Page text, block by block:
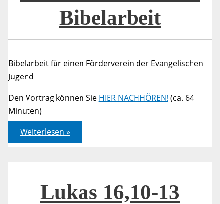
Bibelarbeit
Bibelarbeit für einen Förderverein der Evangelischen
Jugend
Den Vortrag können Sie HIER NACHHÖREN! (ca. 64
Minuten)
Gottes
Ökonomen
–
Weiterlesen »
Lukas 16,10-13